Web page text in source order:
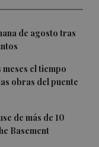
de agosto tras
el tiempo
obras del puente
de más de 10
Basement